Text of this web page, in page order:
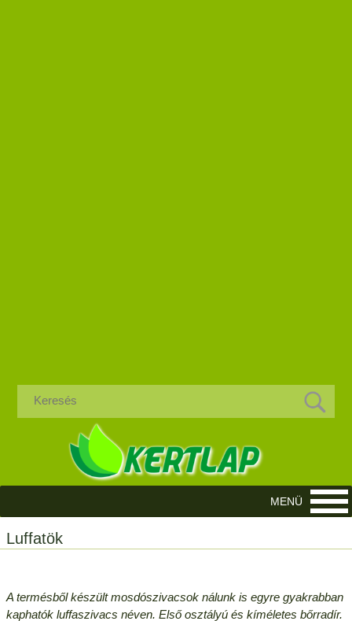
Luffatök
A termésből készült mosdószivacsok nálunk is egyre gyakrabban
kaphatók luffaszivacs néven. Első osztályú és kíméletes bőrradír.